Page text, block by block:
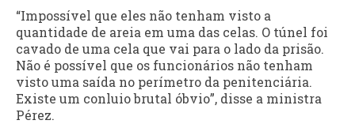
“Impossível que eles não tenham visto a
quantidade de areia em uma das celas. O túnel foi
cavado de uma cela que vai para o lado da prisão.
Não é possível que os funcionários não tenham
visto uma saída no perímetro da penitenciária.
Existe um conluio brutal óbvio”, disse a ministra
Pérez.